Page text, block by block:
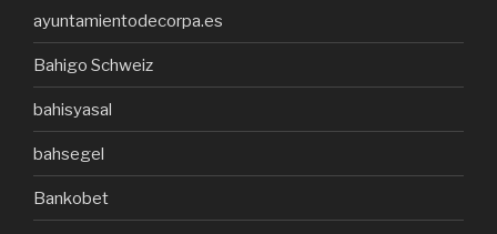
ayuntamientodecorpa.es
Bahigo Schweiz
bahisyasal
bahsegel
Bankobet